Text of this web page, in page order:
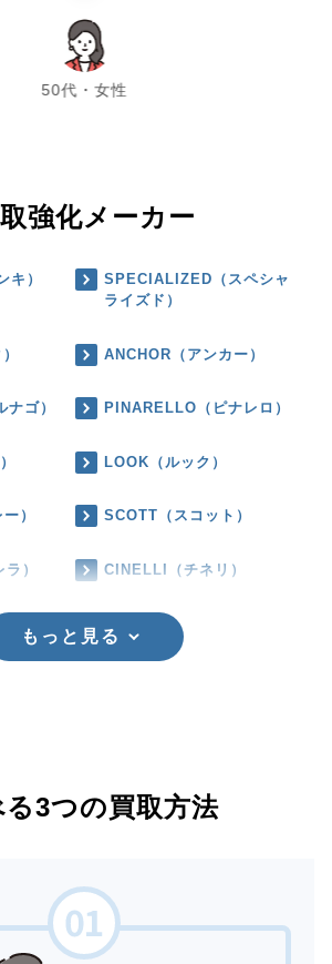
50代・女性
chevron_left chevron_right
強化メーカー
キ）
SPECIALIZED（スペシャ
ライズド）
ANCHOR（アンカー）
ゴ） PINARELLO（ピナレロ）
LOOK（ルック）
） SCOTT（スコット）
） CINELLI（チネリ）
もっと見る
る3つの買取方法